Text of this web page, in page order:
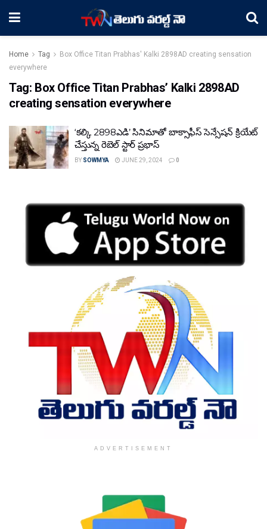
Home Tag
Box Office Titan Prabhas' Kalki 2898AD creating sensation
everywhere
Tag: Box Office Titan Prabhas’ Kalki 2898AD
creating sensation everywhere
‘కల్కి 2898ఎడి’ సినిమాతో బాక్సాఫీస్ సెన్సేషన్ క్రియేట్
చేస్తున్న రెబెల్ స్టార్ ప్రభాస్
BY SOWMYA JUNE 29, 2024 0
ADVERTISEMENT